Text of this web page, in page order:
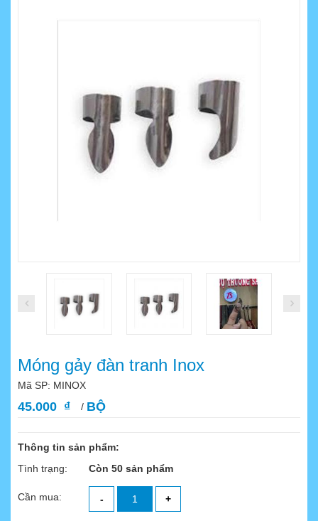
Móng gảy đàn tranh Inox
Mã SP: MINOX
45.000 ₫ / BỘ
Thông tin sản phẩm:
Tình trạng:
Còn 50 sản phẩm
Cần mua: - +